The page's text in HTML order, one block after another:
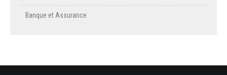
Banque et Assurance